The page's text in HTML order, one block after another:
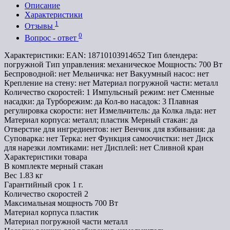
Описание
Характеристики
Отзывы 1
Вопрос - ответ 0
Характеристики: EAN: 18710103914652 Тип блендера:
погружной Тип управления: механическое Мощность: 700 Вт
Беспроводной: нет Мельничка: нет Вакуумный насос: нет
Крепление на стену: нет Материал погружной части: металл
Количество скоростей: 1 Импульсный режим: нет Сменные
насадки: да Турборежим: да Кол-во насадок: 3 Плавная
регулировка скорости: нет Измельчитель: да Колка льда: нет
Материал корпуса: металл; пластик Мерный стакан: да
Отверстие для ингредиентов: нет Венчик для взбивания: да
Суповарка: нет Терка: нет Функция самоочистки: нет Диск
для нарезки ломтиками: нет Дисплей: нет Сливной кран
Характеристики товара
В комплекте мерный стакан
Вес 1.83 кг
Гарантийный срок 1 г.
Количество скоростей 2
Максимальная мощность 700 Вт
Материал корпуса пластик
Материал погружной части металл